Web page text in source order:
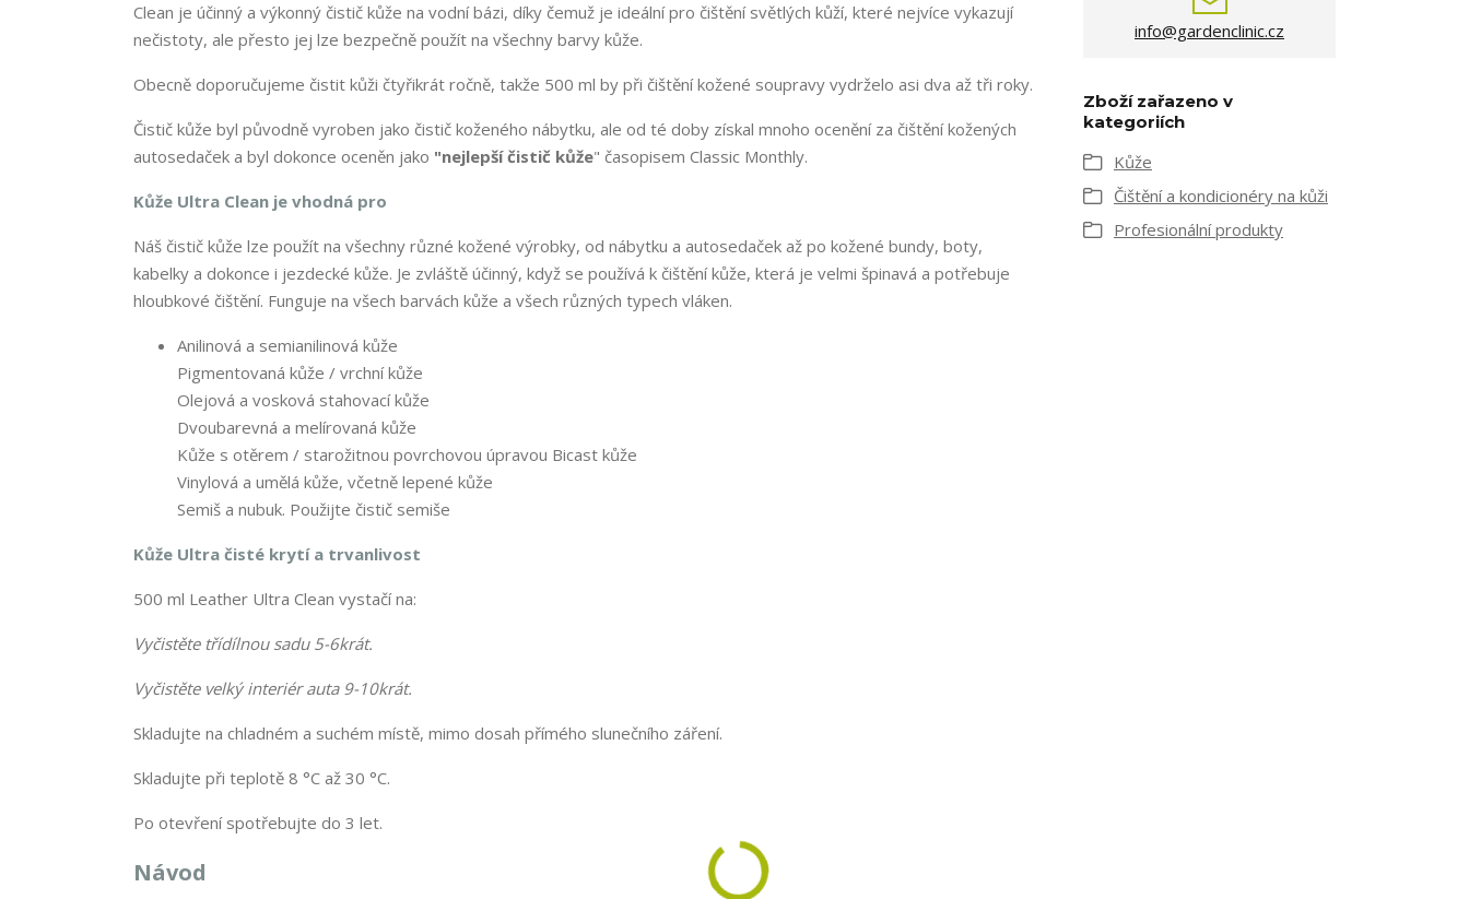
Clean je účinný a výkonný čistič kůže na vodní bázi, díky čemuž je ideální pro čištění světlých kůží, které nejvíce vykazují
nečistoty, ale přesto jej lze bezpečně použít na všechny barvy kůže.
Obecně doporučujeme čistit kůži čtyřikrát ročně, takže 500 ml by při čištění kožené soupravy vydrželo asi dva až tři roky.
Čistič kůže byl původně vyroben jako čistič koženého nábytku, ale od té doby získal mnoho ocenění za čištění kožených
autosedaček a byl dokonce oceněn jako "nejlepší čistič kůže" časopisem Classic Monthly.
Kůže Ultra Clean je vhodná pro
Náš čistič kůže lze použít na všechny různé kožené výrobky, od nábytku a autosedaček až po kožené bundy, boty,
kabelky a dokonce i jezdecké kůže. Je zvláště účinný, když se používá k čištění kůže, která je velmi špinavá a potřebuje
hloubkové čištění. Funguje na všech barvách kůže a všech různých typech vláken.
Anilinová a semianilinová kůže
Pigmentovaná kůže / vrchní kůže
Olejová a vosková stahovací kůže
Dvoubarevná a melírovaná kůže
Kůže s otěrem / starožitnou povrchovou úpravou Bicast kůže
Vinylová a umělá kůže, včetně lepené kůže
Semiš a nubuk. Použijte čistič semiše
Kůže Ultra čisté krytí a trvanlivost
500 ml Leather Ultra Clean vystačí na:
Vyčistěte třídílnou sadu 5-6krát.
Vyčistěte velký interiér auta 9-10krát.
Skladujte na chladném a suchém místě, mimo dosah přímého slunečního záření.
Skladujte při teplotě 8 °C až 30 °C.
Po otevření spotřebujte do 3 let.
Návod
info@gardenclinic.cz
Zboží zařazeno v
kategoriích
Kůže
Čištění a kondicionéry na kůži
Profesionální produkty